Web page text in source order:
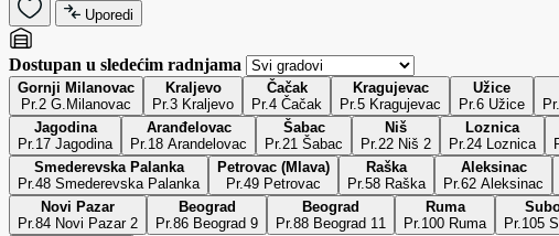
Uporedi
Dostupan u sledećim radnjama
Gornji Milanovac
Pr.2 G.Milanovac
Kraljevo
Pr.3 Kraljevo
Čačak
Pr.4 Čačak
Kragujevac
Pr.5 Kragujevac
Užice
Pr.6 Užice
Jagodina
Pr.17 Jagodina
Aranđelovac
Pr.18 Arandelovac
Šabac
Pr.21 Šabac
Niš
Pr.22 Niš 2
Loznica
Pr.24 Loznica
Smederevska Palanka
Pr.48 Smederevska Palanka
Petrovac (Mlava)
Pr.49 Petrovac
Raška
Pr.58 Raška
Aleksinac
Pr.62 Aleksinac
Novi Pazar
Pr.84 Novi Pazar 2
Beograd
Pr.86 Beograd 9
Beograd
Pr.88 Beograd 11
Ruma
Pr.100 Ruma
Pr.105